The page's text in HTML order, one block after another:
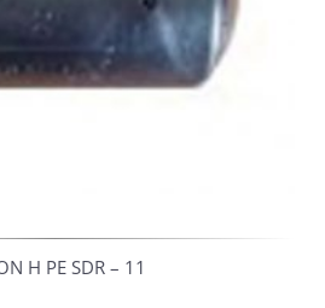
H PE SDR – 11